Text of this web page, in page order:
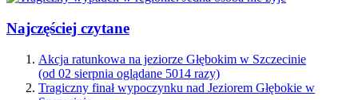
Najczęściej czytane
Akcja ratunkowa na jeziorze Głębokim w Szczecinie
(od 02 sierpnia oglądane 5014 razy)
Tragiczny finał wypoczynku nad Jeziorem Głębokie w